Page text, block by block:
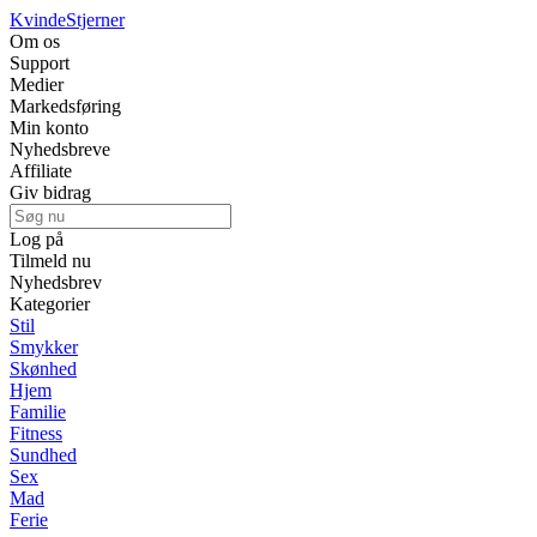
KvindeStjerner
Om os
Support
Medier
Markedsføring
Min konto
Nyhedsbreve
Affiliate
Giv bidrag
Log på
Tilmeld nu
Nyhedsbrev
Kategorier
Stil
Smykker
Skønhed
Hjem
Familie
Fitness
Sundhed
Sex
Mad
Ferie